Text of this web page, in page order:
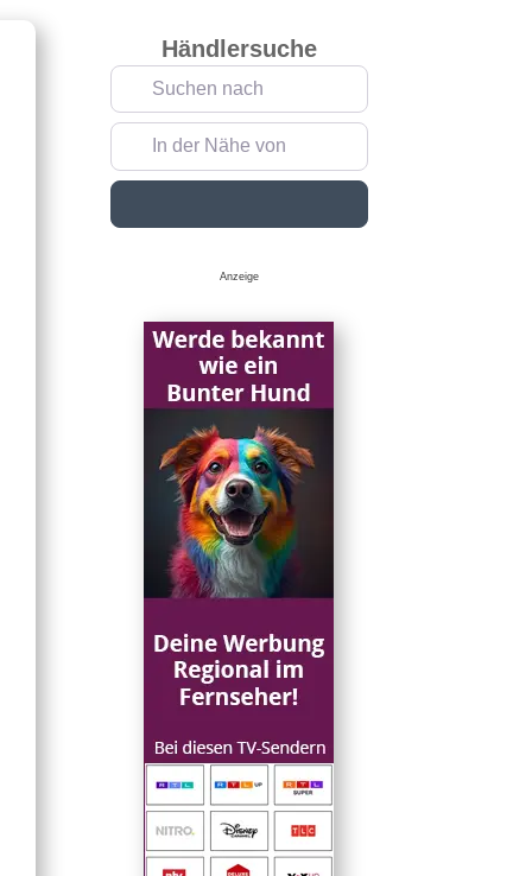
Händlersuche
Suchen nach
In der Nähe von
Anzeige